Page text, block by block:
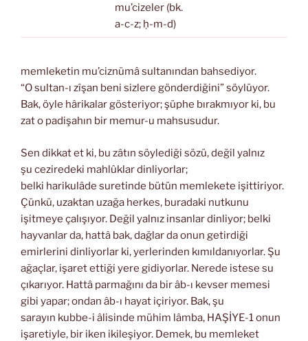
mu’cizeler (bk.
a-c-z; ḥ-m-d)
memleketin mu’ciznümâ sultanından bahsediyor.
“O sultan-ı zîşan beni sizlere gönderdiğini” söylüyor.
Bak, öyle hârikalar gösteriyor; şüphe bırakmıyor ki, bu
zat o padişahın bir memur-u mahsusudur.
Sen dikkat et ki, bu zâtın söylediği sözü, değil yalnız
şu ceziredeki mahlûklar dinliyorlar;
belki harikulâde suretinde bütün memlekete işittiriyor.
Çünkü, uzaktan uzağa herkes, buradaki nutkunu
işitmeye çalışıyor. Değil yalnız insanlar dinliyor; belki
hayvanlar da, hattâ bak, dağlar da onun getirdiği
emirlerini dinliyorlar ki, yerlerinden kımıldanıyorlar. Şu
ağaçlar, işaret ettiği yere gidiyorlar. Nerede istese su
çıkarıyor. Hattâ parmağını da bir âb-ı kevser memesi
gibi yapar; ondan âb-ı hayat içiriyor. Bak, şu
sarayın kubbe-i âlisinde mühim lâmba, HAŞİYE-1 onun
işaretiyle, bir iken ikileşiyor. Demek, bu memleket